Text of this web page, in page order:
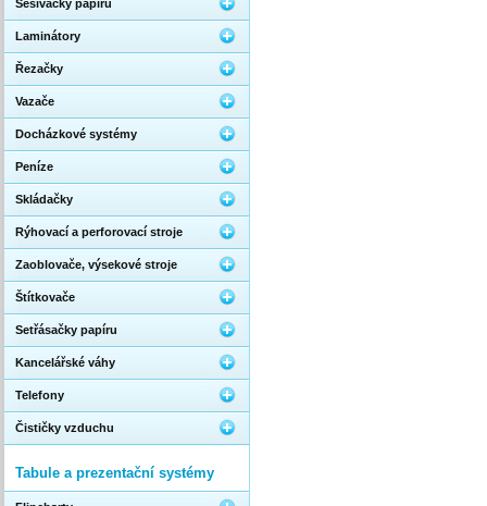
Sešívačky papírů
Laminátory
Řezačky
Vazače
Docházkové systémy
Peníze
Skládačky
Rýhovací a perforovací stroje
Zaoblovače, výsekové stroje
Štítkovače
Setřásačky papíru
Kancelářské váhy
Telefony
Čističky vzduchu
Tabule a prezentační systémy